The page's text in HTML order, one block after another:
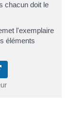
chacun doit le
l'exemplaire
éléments